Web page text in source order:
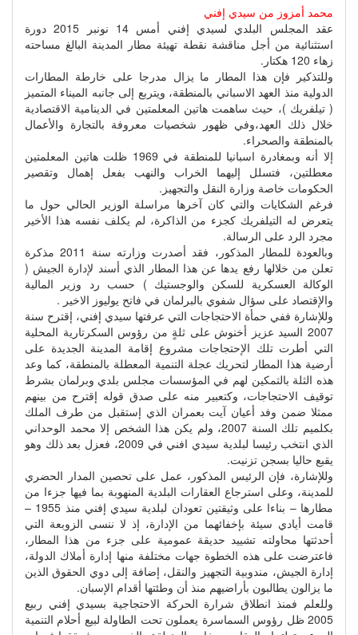
محمد أمزوز من سيدي إفني
عقد المجلس البلدي لسيدي إفني أمس 14 نونبر 2015 دورة
استثنائية من أجل مناقشة نقطة تهيئة مطار المدينة البالغ مساحته
زهاء 120 هكتار.
وللتذكير فإن هذا المطار ما يزال مدرجا على خارطة المطارات
الدولية منذ العهد الاسباني بالمنطقة، ويتربع إلى جانبه الميناء المتميز
( تيلفريك )، حيث ساهمت هاتين المعلمتين في الدينامية الاقتصادية
خلال ذلك العهد،وفي ظهور شخصيات معروفة بالتجارة والأعمال
بالمنطقة والصحراء.
إلا أنه وبمغادرة اسبانيا للمنطقة في 1969 ظلت هاتين المعلمتين
معطلتين، فتسلل إليهما الخراب والنهب بفعل إهمال وتقصير
الحكومات خاصة وزارة النقل والتجهيز.
فرغم الشكايات والتي كان آخرها مراسلة الوزير الحالي حول ما
يتعرض له التيلفريك كجزء من الذاكرة، لم يكلف نفسه هذا الأخير
مجرد الرد على الرسالة.
وبالعودة للمطار المذكور، فقد أصدرت وزارته سنة 2011 مذكرة
تعلن من خلالها رفع يدها عن هذا المطار الذي أسند لإدارة الجيش (
الوكالة العسكرية للسكن والوجستيك ) حسب رد وزير المالية
والإقتصاد على سؤال شفوي بالبرلمان في فاتح يوليوز الاخير .
وللإشارة ففي حمأة الاحتجاجات التي عرفتها سيدي إفني، إقترح سنة
2007 السيد عزيز أخنوش على ثلةٍ من رؤوس السكرتارية المحلية
التي أطرت تلك الإحتجاجات مشروع إقامة المدينة الجديدة على
أرضية هذا المطار لتحريك عجلة التنمية المعطلة بالمنطقة، كما وعد
هذه الثلة بالتمكين لهم في المؤسسات مجلس بلدي وبرلمان بشرط
توقيف الاحتجاجات، وكتعبير منه على صدق قوله إقترح من بينهم
ممثلا ضمن وفد أعيان آيت بعمران الذي إستقبل من طرف الملك
بكلميم تلك السنة 2007، ولم يكن هذا الشخص إلا محمد الوحداني
الذي انتخب رئيسا لبلدية سيدي افني في 2009، فعزل بعد ذلك وهو
يقبع حاليا بسجن تزنيت.
وللإشارة، فإن الرئيس المذكور، عمل على تحصين المدار الحضري
للمدينة، وعلى استرجاع العقارات البلدية المنهوبة بما فيها جزءا من
مطارها – بناءا على وثيقتين تعودان لبلدية سيدي إفني منذ 1955 –
قامت أيادي سيئة بإخفائهما من الإدارة، إذ لا ننسى الزوبعة التي
أحدثتها محاولته تشييد حديقة عمومية على جزء من هذا المطار،
فاعترضت على هذه الخطوة جهات مختلفة منها إدارة أملاك الدولة،
إدارة الجيش، مندوبية التجهيز والنقل، إضافة إلى دوي الحقوق الذين
ما يزالون يطالبون بأراضيهم منذ أن وطئتها أقدام الإسبان.
وللعلم فمنذ انطلاق شرارة الحركة الاحتجاجية بسيدي إفني ربيع
2005 ظل رؤوس السماسرة يعملون تحت الطاولة لبيع أحلام التنمية